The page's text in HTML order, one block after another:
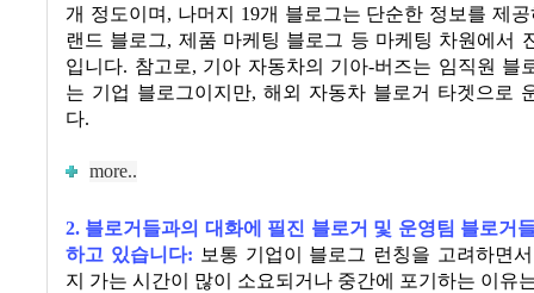
개 정도이며 , 나머지 19개 블로그는 단순한 정보를 제
랜드 블로그, 제품 마케팅 블로그 등 마케팅 차원에서
입니다. 참고로, 기아 자동차의 기아-버즈는 임직원 블
는 기업 블로그이지만, 해외 자동차 블로거 타겟으로
다.
more..
2. 블로거들과의 대화에 필진 블로거 및 운영팀 블로거
하고 있습니다: 보통 기업이 블로그 런칭을 고려하면
지 가는 시간이 많이 소요되거나 중간에 포기하는 이유